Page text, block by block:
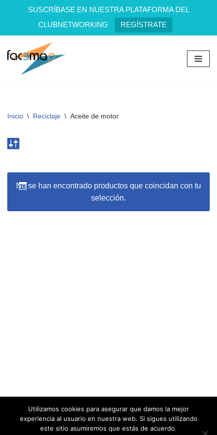
SUSCRÍBASE EN NUESTRA PLATAFORMA DEL
CLUBNETWORKING
REGÍSTRATE
Saltar
Inicio \ Reciclaje \ Aceite de motor
No se han encontrado productos que coincidan con tu
selección.
Utilizamos cookies para asegurar que damos la mejor
experiencia al usuario en nuestra web. Si sigues utilizando
este sitio asumiremos que estás de acuerdo.